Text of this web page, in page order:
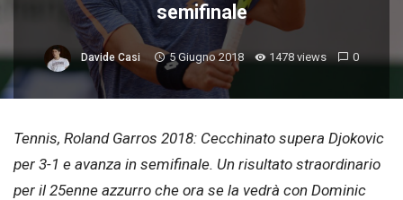
semifinale
Davide Casi 5 Giugno 2018 1478 views 0
Tennis, Roland Garros 2018: Cecchinato supera Djokovic
per 3-1 e avanza in semifinale. Un risultato straordinario
per il 25enne azzurro che ora se la vedrà con Dominic